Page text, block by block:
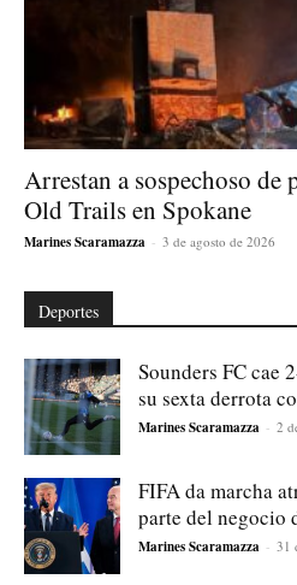
Arrestan a sospechoso de
Old Trails en Spokane
Marines Scaramazza - 3 de agosto de 2026
Deportes
Sounders FC cae
su sexta derrota
Marines Scaramazza - 2
FIFA da marcha
parte del negocio
Marines Scaramazza - 31